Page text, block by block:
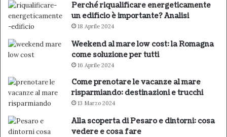
Perché riqualificare energeticamente
un edificio è importante? Analisi
18 Aprile 2024
Weekend al mare low cost: la Romagna
come soluzione per tutti
16 Aprile 2024
Come prenotare le vacanze al mare
risparmiando: destinazioni e trucchi
13 Marzo 2024
Alla scoperta di Pesaro e dintorni: cosa
vedere e cosa fare